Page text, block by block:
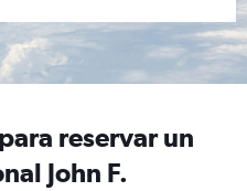
reservar un
John F.